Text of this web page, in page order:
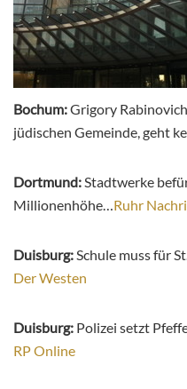
Bochum:Grigory
jüdischen Gemeinde, geht
Dortmund:Stadtwerke
Millionenhöhe…Ruhr
Duisburg:Schule muss für
Der Westen
Duisburg: Polizei setzt
RP Online